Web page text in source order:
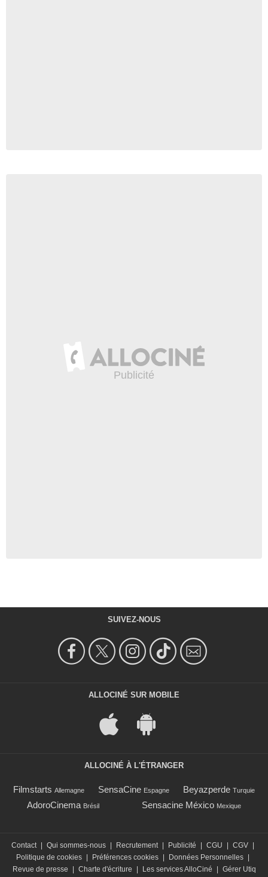
SUIVEZ-NOUS
ALLOCINÉ SUR MOBILE
ALLOCINÉ À L'ÉTRANGER
Filmstarts Allemagne SensaCine Espagne Beyazperde Turquie
AdoroCinema Brésil Sensacine México Mexique
Contact Qui sommes-nous Recrutement Publicité CGU CGV
Politique de cookies
Préférences cookies Données Personnelles
Revue de presse
Charte d'écriture Les services AlloCiné Gérer Utiq